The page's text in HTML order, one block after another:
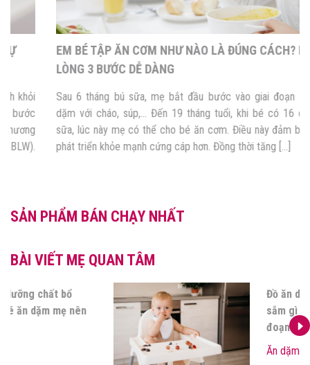
EM BÉ TẬP ĂN CƠM NHƯ NÀO LÀ ĐÚNG CÁCH? NẰM
LÒNG 3 BƯỚC DỄ DÀNG
Sau 6 tháng bú sữa, mẹ bắt đầu bước vào giai đoạn cho bé ăn
dặm với cháo, súp,… Đến 19 tháng tuổi, khi bé có 16 chiếc răng
sữa, lúc này mẹ có thể cho bé ăn cơm. Điều này đảm bảo cho bé
phát triển khỏe mạnh cứng cáp hơn. Đồng thời tăng […]
SẢN PHẨM BÁN CHẠY NHẤT
BÀI VIẾT MẸ QUAN TÂM
Các nhóm dưỡng chất bổ
sung cho bé ăn dặm mẹ nên
biết?
Ăn dặm